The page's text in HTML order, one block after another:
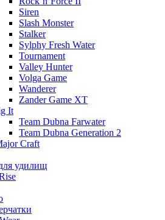
Siren
Slash Monster
Stalker
Sylphy Fresh Water
Tournament
Valley Hunter
Volga Game
Wanderer
Zander Game XT
It
Team Dubna Farwater
Team Dubna Generation 2
Craft
удилищ